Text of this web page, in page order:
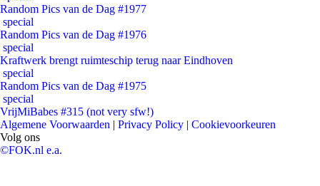
Random Pics van de Dag #1977
special
Random Pics van de Dag #1976
special
Kraftwerk brengt ruimteschip terug naar Eindhoven
special
Random Pics van de Dag #1975
special
VrijMiBabes #315 (not very sfw!)
Algemene Voorwaarden | Privacy Policy | Cookievoorkeuren
Volg ons
©FOK.nl e.a.